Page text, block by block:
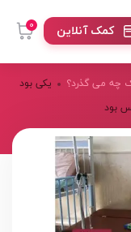
0 کمک آنلاین
چه می گذرد؟
یکی بود
بود